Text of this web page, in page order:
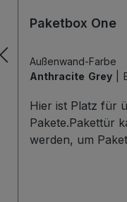
Paketbox One
Außenwand-
Anthracite Grey
Hintertür | Tiefe
cm Außenmaß
2024):Tür:
Hier ist Platz für
Pakete.Pakettür
werden, um